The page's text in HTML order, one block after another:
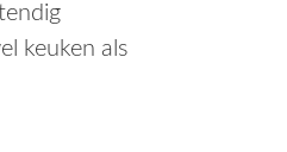
keuken als